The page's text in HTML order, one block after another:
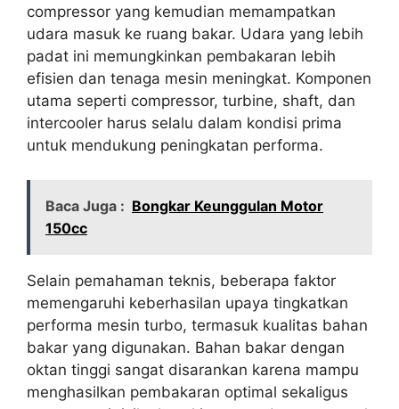
compressor yang kemudian memampatkan
udara masuk ke ruang bakar. Udara yang lebih
padat ini memungkinkan pembakaran lebih
efisien dan tenaga mesin meningkat. Komponen
utama seperti compressor, turbine, shaft, dan
intercooler harus selalu dalam kondisi prima
untuk mendukung peningkatan performa.
Baca Juga : Bongkar Keunggulan Motor
150cc
Selain pemahaman teknis, beberapa faktor
memengaruhi keberhasilan upaya tingkatkan
performa mesin turbo, termasuk kualitas bahan
bakar yang digunakan. Bahan bakar dengan
oktan tinggi sangat disarankan karena mampu
menghasilkan pembakaran optimal sekaligus